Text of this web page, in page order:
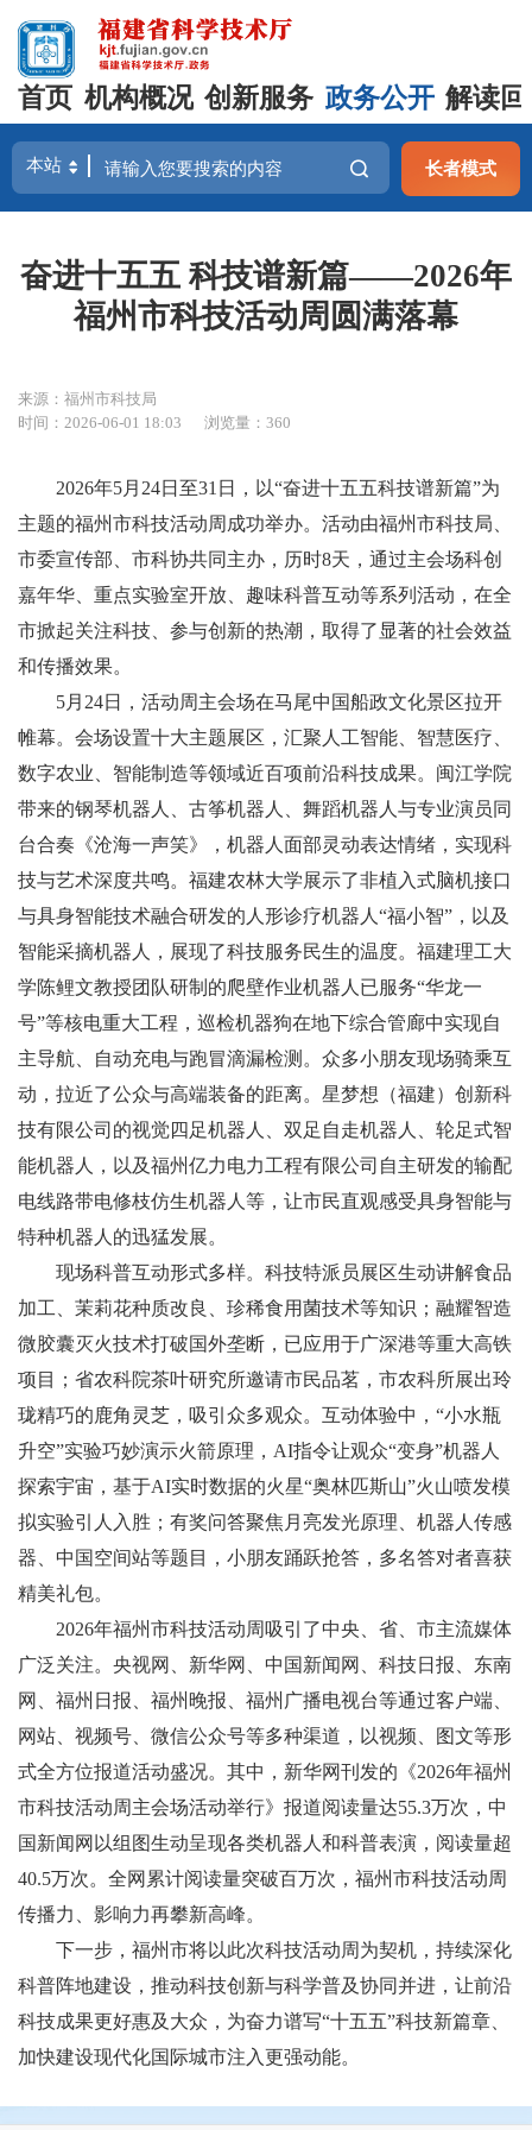
首页 机构概况 创新服务 政务公开 解读
长者模式
奋进十五五 科技谱新篇——2026年
福州市科技活动周圆满落幕
来源：福州市科技局
时间：2026-06-01 18:03
浏览量：360
2026年5月24日至31日，以“奋进十五五科技谱新篇”为
主题的福州市科技活动周成功举办。活动由福州市科技局、
市委宣传部、市科协共同主办，历时8天，通过主会场科创
嘉年华、重点实验室开放、趣味科普互动等系列活动，在全
市掀起关注科技、参与创新的热潮，取得了显著的社会效益
和传播效果。
5月24日，活动周主会场在马尾中国船政文化景区拉开
帷幕。会场设置十大主题展区，汇聚人工智能、智慧医疗、
数字农业、智能制造等领域近百项前沿科技成果。闽江学院
带来的钢琴机器人、古筝机器人、舞蹈机器人与专业演员同
台合奏《沧海一声笑》，机器人面部灵动表达情绪，实现科
技与艺术深度共鸣。福建农林大学展示了非植入式脑机接口
与具身智能技术融合研发的人形诊疗机器人“福小智”，以及
智能采摘机器人，展现了科技服务民生的温度。福建理工大
学陈鲤文教授团队研制的爬壁作业机器人已服务“华龙一
号”等核电重大工程，巡检机器狗在地下综合管廊中实现自
主导航、自动充电与跑冒滴漏检测。众多小朋友现场骑乘互
动，拉近了公众与高端装备的距离。星梦想（福建）创新科
技有限公司的视觉四足机器人、双足自走机器人、轮足式智
能机器人，以及福州亿力电力工程有限公司自主研发的输配
电线路带电修枝仿生机器人等，让市民直观感受具身智能与
特种机器人的迅猛发展。
现场科普互动形式多样。科技特派员展区生动讲解食品
加工、茉莉花种质改良、珍稀食用菌技术等知识；融耀智造
微胶囊灭火技术打破国外垄断，已应用于广深港等重大高铁
项目；省农科院茶叶研究所邀请市民品茗，市农科所展出玲
珑精巧的鹿角灵芝，吸引众多观众。互动体验中，“小水瓶
升空”实验巧妙演示火箭原理，AI指令让观众“变身”机器人
探索宇宙，基于AI实时数据的火星“奥林匹斯山”火山喷发模
拟实验引人入胜；有奖问答聚焦月亮发光原理、机器人传感
器、中国空间站等题目，小朋友踊跃抢答，多名答对者喜获
精美礼包。
2026年福州市科技活动周吸引了中央、省、市主流媒体
广泛关注。央视网、新华网、中国新闻网、科技日报、东南
网、福州日报、福州晚报、福州广播电视台等通过客户端、
网站、视频号、微信公众号等多种渠道，以视频、图文等形
式全方位报道活动盛况。其中，新华网刊发的《2026年福州
市科技活动周主会场活动举行》报道阅读量达55.3万次，中
国新闻网以组图生动呈现各类机器人和科普表演，阅读量超
40.5万次。全网累计阅读量突破百万次，福州市科技活动周
传播力、影响力再攀新高峰。
下一步，福州市将以此次科技活动周为契机，持续深化
科普阵地建设，推动科技创新与科学普及协同并进，让前沿
科技成果更好惠及大众，为奋力谱写“十五五”科技新篇章、
加快建设现代化国际城市注入更强动能。